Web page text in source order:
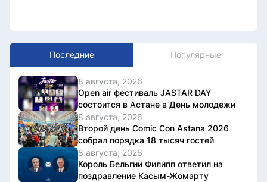
Последние Популярные
8 августа, 2026
Open air фестиваль JASTAR DAY
состоится в Астане в День молодежи
8 августа, 2026
Второй день Comic Con Astana 2026
собрал порядка 18 тысяч гостей
8 августа, 2026
Король Бельгии Филипп ответил на
поздравление Касым-Жомарту